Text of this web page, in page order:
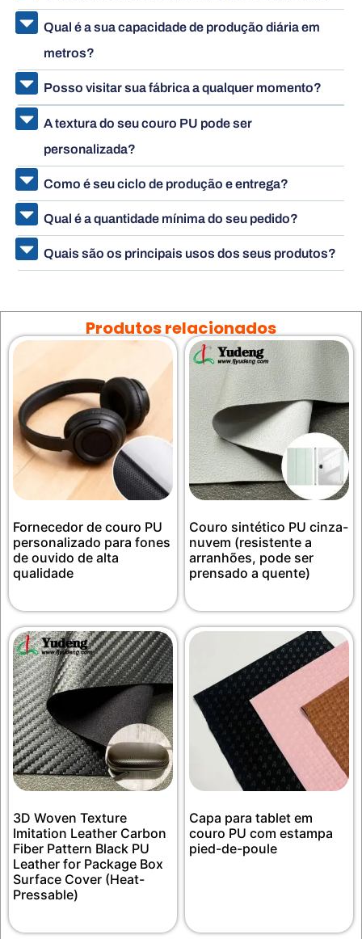
Qual é a sua capacidade de produção diária em
metros?
Posso visitar sua fábrica a qualquer momento?
A textura do seu couro PU pode ser
personalizada?
Como é seu ciclo de produção e entrega?
Qual é a quantidade mínima do seu pedido?
Quais são os principais usos dos seus produtos?
Produtos relacionados
Fornecedor de couro PU
personalizado para fones
de ouvido de alta
qualidade
Couro sintético PU cinza-
nuvem (resistente a
arranhões, pode ser
prensado a quente)
3D Woven Texture
Imitation Leather Carbon
Fiber Pattern Black PU
Leather for Package Box
Surface Cover (Heat-
Pressable)
Capa para tablet em
couro PU com estampa
pied-de-poule